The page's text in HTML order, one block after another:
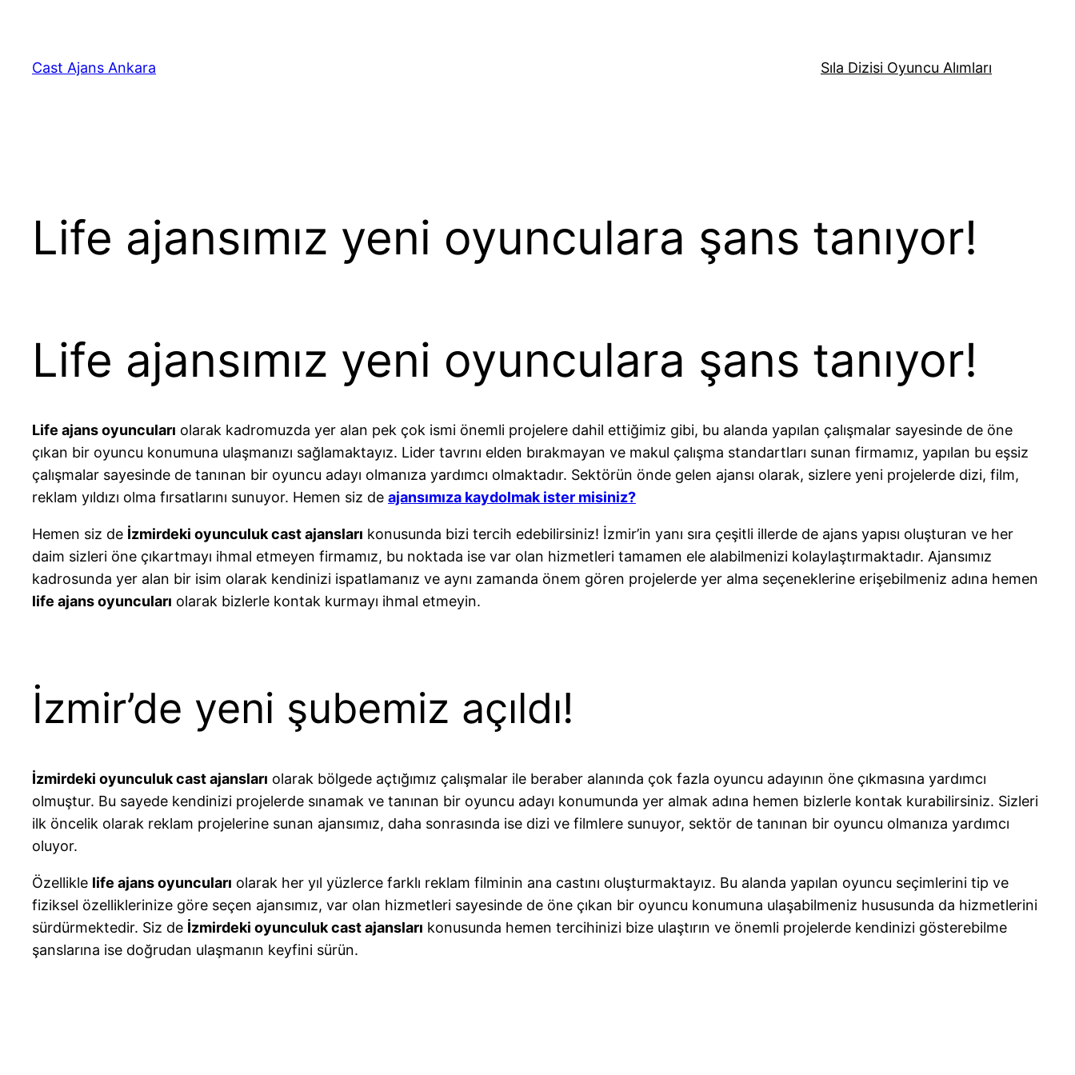
Cast Ajans Ankara
Sıla Dizisi Oyuncu Alımları
Life ajansımız yeni oyunculara şans tanıyor!
Life ajansımız yeni oyunculara şans tanıyor!
Life ajans oyuncuları olarak kadromuzda yer alan pek çok ismi önemli projelere dahil ettiğimiz gibi, bu alanda yapılan çalışmalar sayesinde de öne
çıkan bir oyuncu konumuna ulaşmanızı sağlamaktayız. Lider tavrını elden bırakmayan ve makul çalışma standartları sunan firmamız, yapılan bu eşsiz
çalışmalar sayesinde de tanınan bir oyuncu adayı olmanıza yardımcı olmaktadır. Sektörün önde gelen ajansı olarak, sizlere yeni projelerde dizi, film,
reklam yıldızı olma fırsatlarını sunuyor. Hemen siz de ajansımıza kaydolmak ister misiniz?
Hemen siz de İzmirdeki oyunculuk cast ajansları konusunda bizi tercih edebilirsiniz! İzmir’in yanı sıra çeşitli illerde de ajans yapısı oluşturan ve her
daim sizleri öne çıkartmayı ihmal etmeyen firmamız, bu noktada ise var olan hizmetleri tamamen ele alabilmenizi kolaylaştırmaktadır. Ajansımız
kadrosunda yer alan bir isim olarak kendinizi ispatlamanız ve aynı zamanda önem gören projelerde yer alma seçeneklerine erişebilmeniz adına hemen
life ajans oyuncuları olarak bizlerle kontak kurmayı ihmal etmeyin.
İzmir’de yeni şubemiz açıldı!
İzmirdeki oyunculuk cast ajansları olarak bölgede açtığımız çalışmalar ile beraber alanında çok fazla oyuncu adayının öne çıkmasına yardımcı
olmuştur. Bu sayede kendinizi projelerde sınamak ve tanınan bir oyuncu adayı konumunda yer almak adına hemen bizlerle kontak kurabilirsiniz. Sizleri
ilk öncelik olarak reklam projelerine sunan ajansımız, daha sonrasında ise dizi ve filmlere sunuyor, sektör de tanınan bir oyuncu olmanıza yardımcı
oluyor.
Özellikle life ajans oyuncuları olarak her yıl yüzlerce farklı reklam filminin ana castını oluşturmaktayız. Bu alanda yapılan oyuncu seçimlerini tip ve
fiziksel özelliklerinize göre seçen ajansımız, var olan hizmetleri sayesinde de öne çıkan bir oyuncu konumuna ulaşabilmeniz hususunda da hizmetlerini
sürdürmektedir. Siz de İzmirdeki oyunculuk cast ajansları konusunda hemen tercihinizi bize ulaştırın ve önemli projelerde kendinizi gösterebilme
şanslarına ise doğrudan ulaşmanın keyfini sürün.